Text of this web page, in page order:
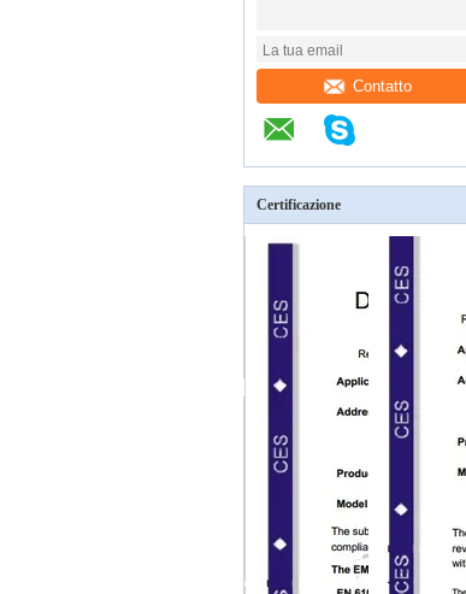
Contatto
Certificazione